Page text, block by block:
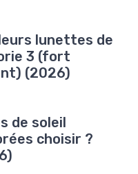
lunettes de
3 (fort
(2026)
de soleil
choisir ?